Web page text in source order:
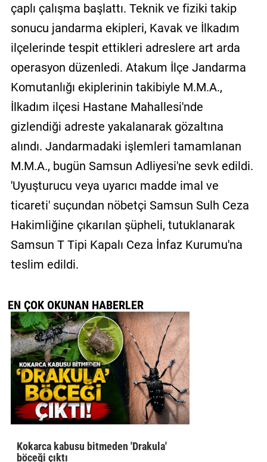
çaplı çalışma başlattı. Teknik ve fiziki takip
sonucu jandarma ekipleri, Kavak ve İlkadım
ilçelerinde tespit ettikleri adreslere art arda
operasyon düzenledi. Atakum İlçe Jandarma
Komutanlığı ekiplerinin takibiyle M.M.A.,
İlkadım ilçesi Hastane Mahallesi'nde
gizlendiği adreste yakalanarak gözaltına
alındı. Jandarmadaki işlemleri tamamlanan
M.M.A., bugün Samsun Adliyesi'ne sevk edildi.
'Uyuşturucu veya uyarıcı madde imal ve
ticareti' suçundan nöbetçi Samsun Sulh Ceza
Hakimliğine çıkarılan şüpheli, tutuklanarak
Samsun T Tipi Kapalı Ceza İnfaz Kurumu'na
teslim edildi.
EN ÇOK OKUNAN HABERLER
Kokarca kabusu bitmeden 'Drakula'
böceği çıktı